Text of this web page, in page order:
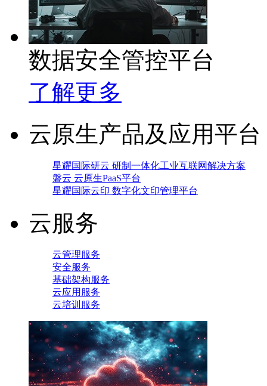
数据安全管控平台
了解更多
云原生产品及应用平台
星耀国际研云 研制一体化工业互联网解决方案
磐云 云原生PaaS平台
星耀国际云印 数字化文印管理平台
云服务
云管理服务
安全服务
基础架构服务
云应用服务
云培训服务